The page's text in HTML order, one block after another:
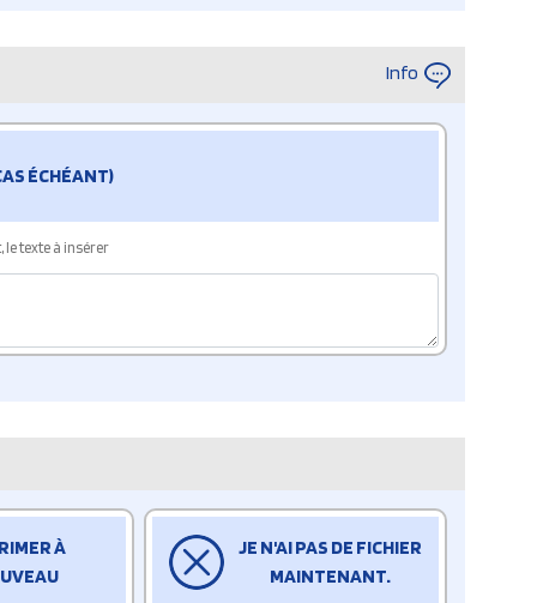
Info
ÉCHÉANT)
texte à insérer
À
JE N'AI PAS DE FICHIER
MAINTENANT.